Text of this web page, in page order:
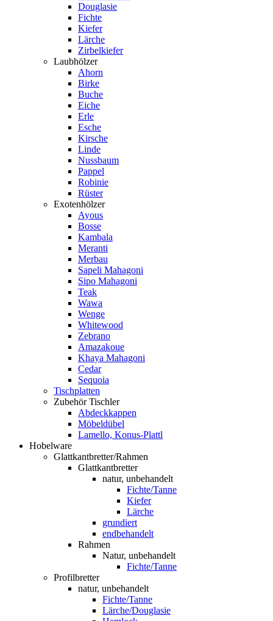
Douglasie
Fichte
Kiefer
Lärche
Zirbelkiefer
Laubhölzer
Ahorn
Birke
Buche
Eiche
Erle
Esche
Kirsche
Linde
Nussbaum
Pappel
Robinie
Rüster
Exotenhölzer
Ayous
Bosse
Kambala
Meranti
Merbau
Sapeli Mahagoni
Sipo Mahagoni
Teak
Wawa
Wenge
Whitewood
Zebrano
Amazakoue
Khaya Mahagoni
Cedar
Sequoia
Tischplatten
Zubehör Tischler
Abdeckkappen
Möbeldübel
Lamello, Konus-Plattl
Hobelware
Glattkantbretter/Rahmen
Glattkantbretter
natur, unbehandelt
Fichte/Tanne
Kiefer
Lärche
grundiert
endbehandelt
Rahmen
Natur, unbehandelt
Fichte/Tanne
Profilbretter
natur, unbehandelt
Fichte/Tanne
Lärche/Douglasie